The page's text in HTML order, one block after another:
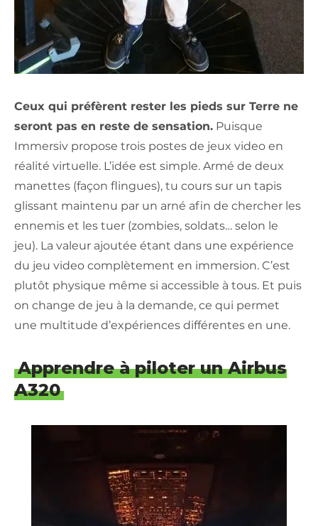
Ceux qui préfèrent rester les pieds sur Terre ne
seront pas en reste de sensation. Puisque
Immersiv propose trois postes de jeux video en
réalité virtuelle. L’idée est simple. Armé de deux
manettes (façon flingues), tu cours sur un tapis
glissant maintenu par un arné afin de chercher les
ennemis et les tuer (zombies, soldats… selon le
jeu). La valeur ajoutée étant dans une expérience
du jeu video complètement en immersion. C’est
plutôt physique même si accessible à tous. Et puis
on change de jeu à la demande, ce qui permet
une multitude d’expériences différentes en une.
Apprendre à piloter un Airbus
A320